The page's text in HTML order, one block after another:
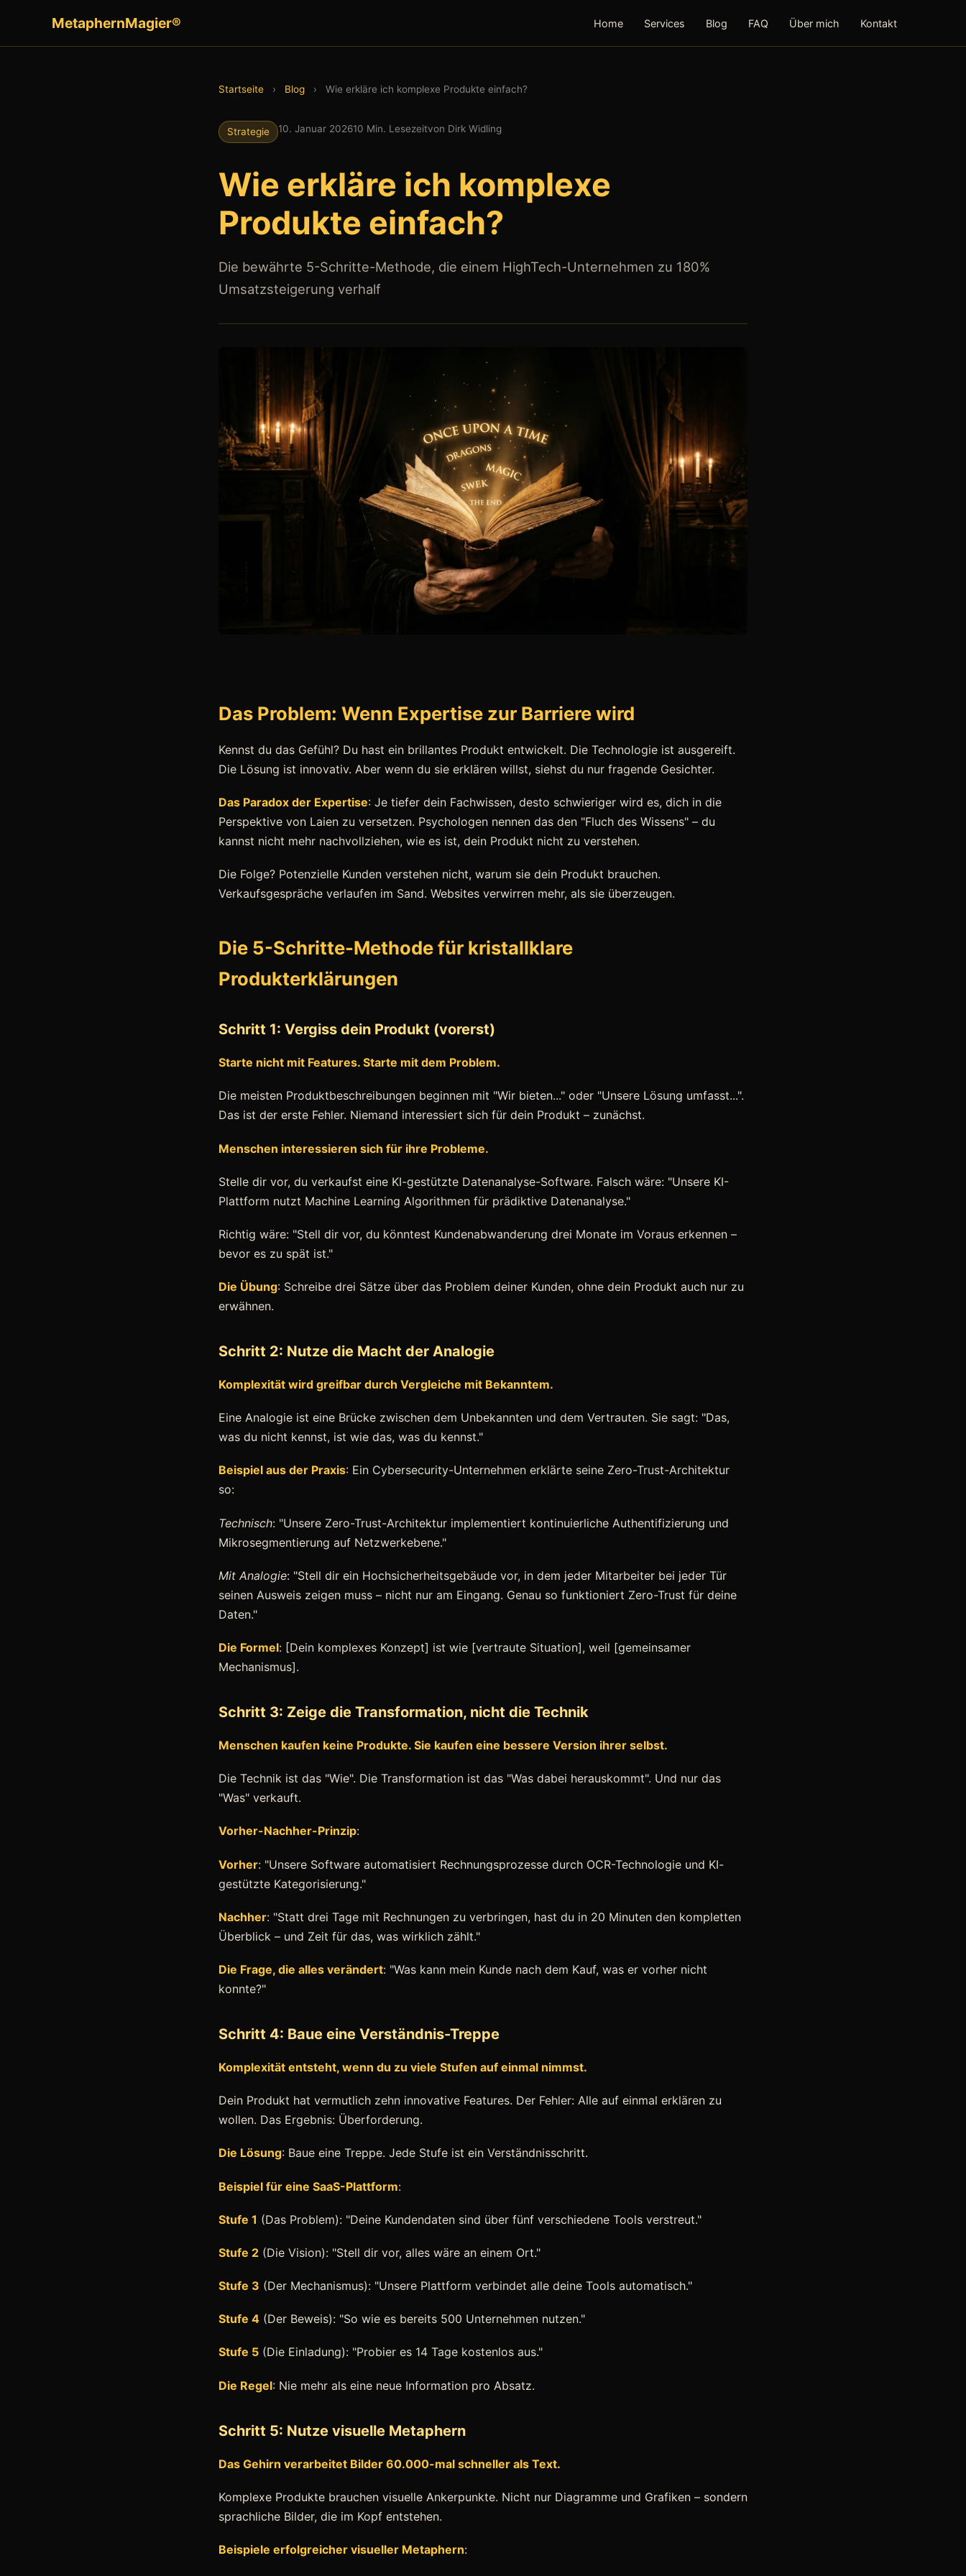
MetaphernMagier® Home Services Blog FAQ Über mich Kontakt
Startseite › Blog › Wie erkläre ich komplexe Produkte einfach?
Strategie 10. Januar 202610 Min. Lesezeitvon Dirk Widling
Wie erkläre ich komplexe
Produkte einfach?
Die bewährte 5-Schritte-Methode, die einem HighTech-Unternehmen zu 180%
Umsatzsteigerung verhalf
Das Problem: Wenn Expertise zur Barriere wird
Kennst du das Gefühl? Du hast ein brillantes Produkt entwickelt. Die Technologie ist ausgereift.
Die Lösung ist innovativ. Aber wenn du sie erklären willst, siehst du nur fragende Gesichter.
Das Paradox der Expertise: Je tiefer dein Fachwissen, desto schwieriger wird es, dich in die
Perspektive von Laien zu versetzen. Psychologen nennen das den "Fluch des Wissens" – du
kannst nicht mehr nachvollziehen, wie es ist, dein Produkt nicht zu verstehen.
Die Folge? Potenzielle Kunden verstehen nicht, warum sie dein Produkt brauchen.
Verkaufsgespräche verlaufen im Sand. Websites verwirren mehr, als sie überzeugen.
Die 5-Schritte-Methode für kristallklare
Produkterklärungen
Schritt 1: Vergiss dein Produkt (vorerst)
Starte nicht mit Features. Starte mit dem Problem.
Die meisten Produktbeschreibungen beginnen mit "Wir bieten..." oder "Unsere Lösung umfasst...".
Das ist der erste Fehler. Niemand interessiert sich für dein Produkt – zunächst.
Menschen interessieren sich für ihre Probleme.
Stelle dir vor, du verkaufst eine KI-gestützte Datenanalyse-Software. Falsch wäre: "Unsere KI-
Plattform nutzt Machine Learning Algorithmen für prädiktive Datenanalyse."
Richtig wäre: "Stell dir vor, du könntest Kundenabwanderung drei Monate im Voraus erkennen –
bevor es zu spät ist."
Die Übung: Schreibe drei Sätze über das Problem deiner Kunden, ohne dein Produkt auch nur zu
erwähnen.
Schritt 2: Nutze die Macht der Analogie
Komplexität wird greifbar durch Vergleiche mit Bekanntem.
Eine Analogie ist eine Brücke zwischen dem Unbekannten und dem Vertrauten. Sie sagt: "Das,
was du nicht kennst, ist wie das, was du kennst."
Beispiel aus der Praxis: Ein Cybersecurity-Unternehmen erklärte seine Zero-Trust-Architektur
so:
Technisch: "Unsere Zero-Trust-Architektur implementiert kontinuierliche Authentifizierung und
Mikrosegmentierung auf Netzwerkebene."
Mit Analogie: "Stell dir ein Hochsicherheitsgebäude vor, in dem jeder Mitarbeiter bei jeder Tür
seinen Ausweis zeigen muss – nicht nur am Eingang. Genau so funktioniert Zero-Trust für deine
Daten."
Die Formel: [Dein komplexes Konzept] ist wie [vertraute Situation], weil [gemeinsamer
Mechanismus].
Schritt 3: Zeige die Transformation, nicht die Technik
Menschen kaufen keine Produkte. Sie kaufen eine bessere Version ihrer selbst.
Die Technik ist das "Wie". Die Transformation ist das "Was dabei herauskommt". Und nur das
"Was" verkauft.
Vorher-Nachher-Prinzip:
Vorher: "Unsere Software automatisiert Rechnungsprozesse durch OCR-Technologie und KI-
gestützte Kategorisierung."
Nachher: "Statt drei Tage mit Rechnungen zu verbringen, hast du in 20 Minuten den kompletten
Überblick – und Zeit für das, was wirklich zählt."
Die Frage, die alles verändert: "Was kann mein Kunde nach dem Kauf, was er vorher nicht
konnte?"
Schritt 4: Baue eine Verständnis-Treppe
Komplexität entsteht, wenn du zu viele Stufen auf einmal nimmst.
Dein Produkt hat vermutlich zehn innovative Features. Der Fehler: Alle auf einmal erklären zu
wollen. Das Ergebnis: Überforderung.
Die Lösung: Baue eine Treppe. Jede Stufe ist ein Verständnisschritt.
Beispiel für eine SaaS-Plattform:
Stufe 1 (Das Problem): "Deine Kundendaten sind über fünf verschiedene Tools verstreut."
Stufe 2 (Die Vision): "Stell dir vor, alles wäre an einem Ort."
Stufe 3 (Der Mechanismus): "Unsere Plattform verbindet alle deine Tools automatisch."
Stufe 4 (Der Beweis): "So wie es bereits 500 Unternehmen nutzen."
Stufe 5 (Die Einladung): "Probier es 14 Tage kostenlos aus."
Die Regel: Nie mehr als eine neue Information pro Absatz.
Schritt 5: Nutze visuelle Metaphern
Das Gehirn verarbeitet Bilder 60.000-mal schneller als Text.
Komplexe Produkte brauchen visuelle Ankerpunkte. Nicht nur Diagramme und Grafiken – sondern
sprachliche Bilder, die im Kopf entstehen.
Beispiele erfolgreicher visueller Metaphern: